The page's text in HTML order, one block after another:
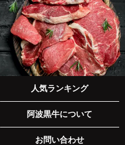
人気ランキング
阿波黒牛について
お問い合わせ